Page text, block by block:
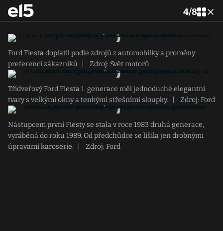
4/8
Ford Fiesta doplatil podle zdrojů z automobilky a proměny
preferencí zákazníků
Zdroj: Svět motorů
Třídveřový Ford Fiesta 1. generace měl jednoduché elegantní
tvary s velkými okny a tenkými střešními sloupky.
Zdroj: Ford
Nástupcem první Fiesty se stala v roce 1983 druhá generace,
vyráběná do roku 1989. Od předchůdce se lišila jen drobnými
úpravami karoserie.
Zdroj: Ford